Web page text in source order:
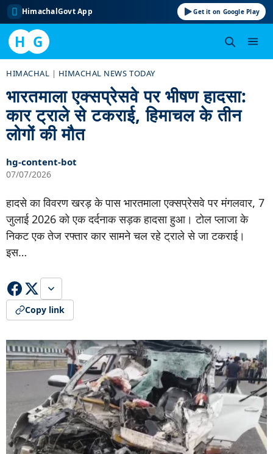
HimachalGovt App Get it on Google Play
H G
content
HIMACHAL | HIMACHAL NEWS TODAY
भारतमाला एक्सप्रेसवे पर भीषण हादसा:
कार ट्राले से टकराई, हिमाचल के तीन
लोगों की मौत
hg-content-bot
07/07/2026
हादसे का विवरण खरड़ के पास भारतमाला एक्सप्रेसवे पर मंगलवार, 7
जुलाई 2026 को एक दर्दनाक सड़क हादसा हुआ। टोल प्लाजा के
निकट एक तेज रफ्तार कार सामने चल रहे ट्राले से जा टकराई।
इस…
Copy link